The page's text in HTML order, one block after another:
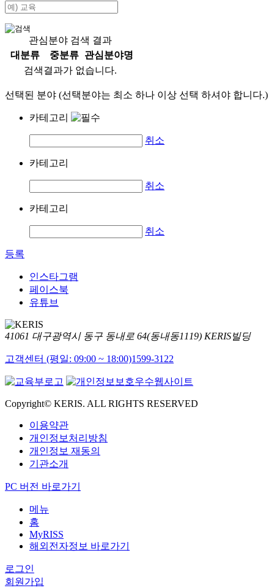
관심분야 검색 결과
대분류
중분류
관심분야명
검색결과가 없습니다.
선택된 분야 (선택분야는 최소 하나 이상 선택 하셔야 합니다.)
카테고리
취소
카테고리
취소
카테고리
취소
등록
인스타그램
페이스북
유튜브
41061 대구광역시 동구 동내로 64(동내동1119) KERIS빌딩
고객센터 (평일: 09:00 ~ 18:00)1599-3122
Copyright© KERIS. ALL RIGHTS RESERVED
이용약관
개인정보처리방침
개인정보 재동의
기관소개
PC 버전 바로가기
메뉴
홈
MyRISS
해외전자정보 바로가기
로그인
회원가입